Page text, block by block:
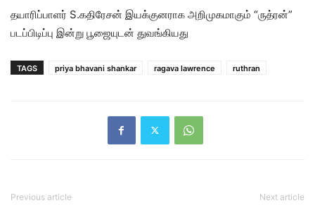
தயாரிப்பாளர் S.கதிரேசன் இயக்குனராக அறிமுகமாகும் “ருத்ரன்”
படப்பிடிப்பு இன்று பூஜையுடன் துவங்கியது
TAGS priya bhavani shankar ragava lawrence ruthran
Previous article Next article